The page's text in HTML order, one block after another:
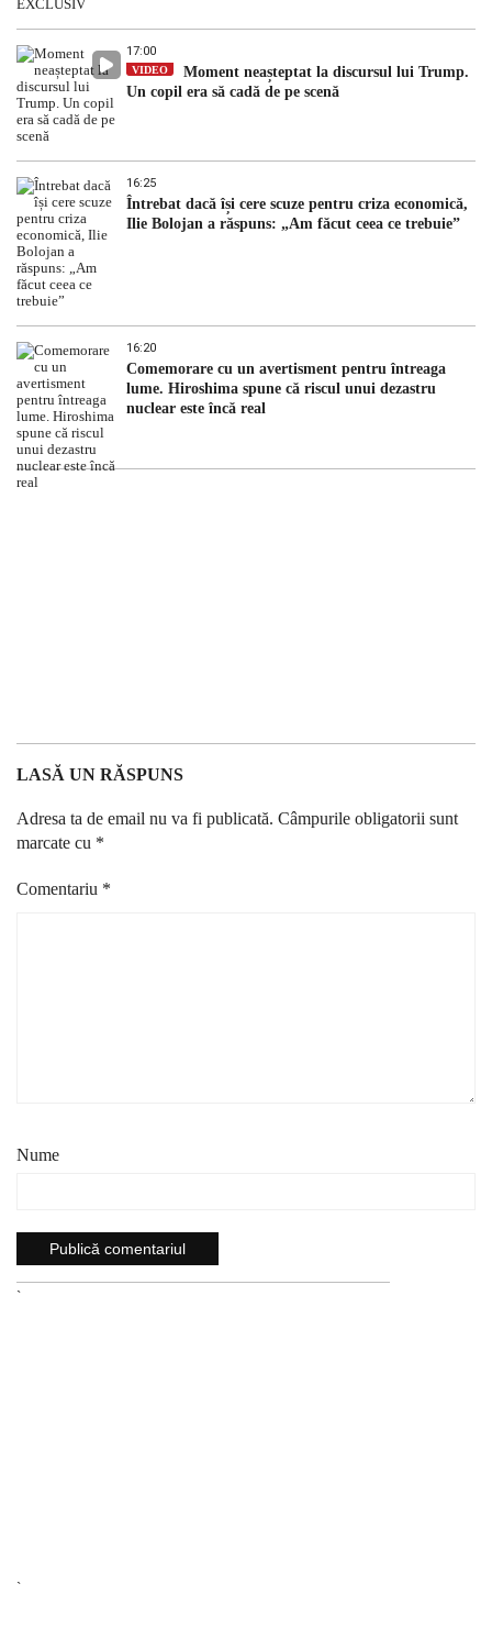
17:00
VIDEO
Moment neașteptat la discursul lui Trump.
Un copil era să cadă de pe scenă
16:25
Întrebat dacă își cere scuze pentru criza economică,
Ilie Bolojan a răspuns: „Am făcut ceea ce trebuie”
16:20
Comemorare cu un avertisment pentru întreaga
lume. Hiroshima spune că riscul unui dezastru
nuclear este încă real
LASĂ UN RĂSPUNS
Adresa ta de email nu va fi publicată. Câmpurile obligatorii sunt
marcate cu *
Comentariu *
Nume
`
`